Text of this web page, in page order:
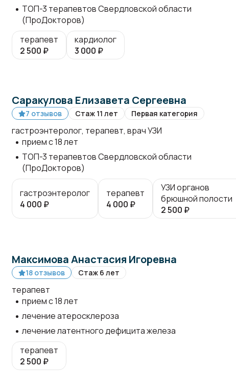
ТОП-3 терапевтов Свердловской области
(ПроДокторов)
терапевт
2 500 ₽
кардиолог
3 000 ₽
Саракулова Елизавета Сергеевна
7 отзывов Стаж 11 лет Первая категория
гастроэнтеролог, терапевт, врач УЗИ
прием с 18 лет
ТОП-3 терапевтов Свердловской области
(ПроДокторов)
гастроэнтеролог
4 000 ₽
терапевт
4 000 ₽
УЗИ органов
брюшной полости
2 500 ₽
Максимова Анастасия Игоревна
18 отзывов Стаж 6 лет
терапевт
прием с 18 лет
лечение атеросклероза
лечение латентного дефицита железа
терапевт
2 500 ₽